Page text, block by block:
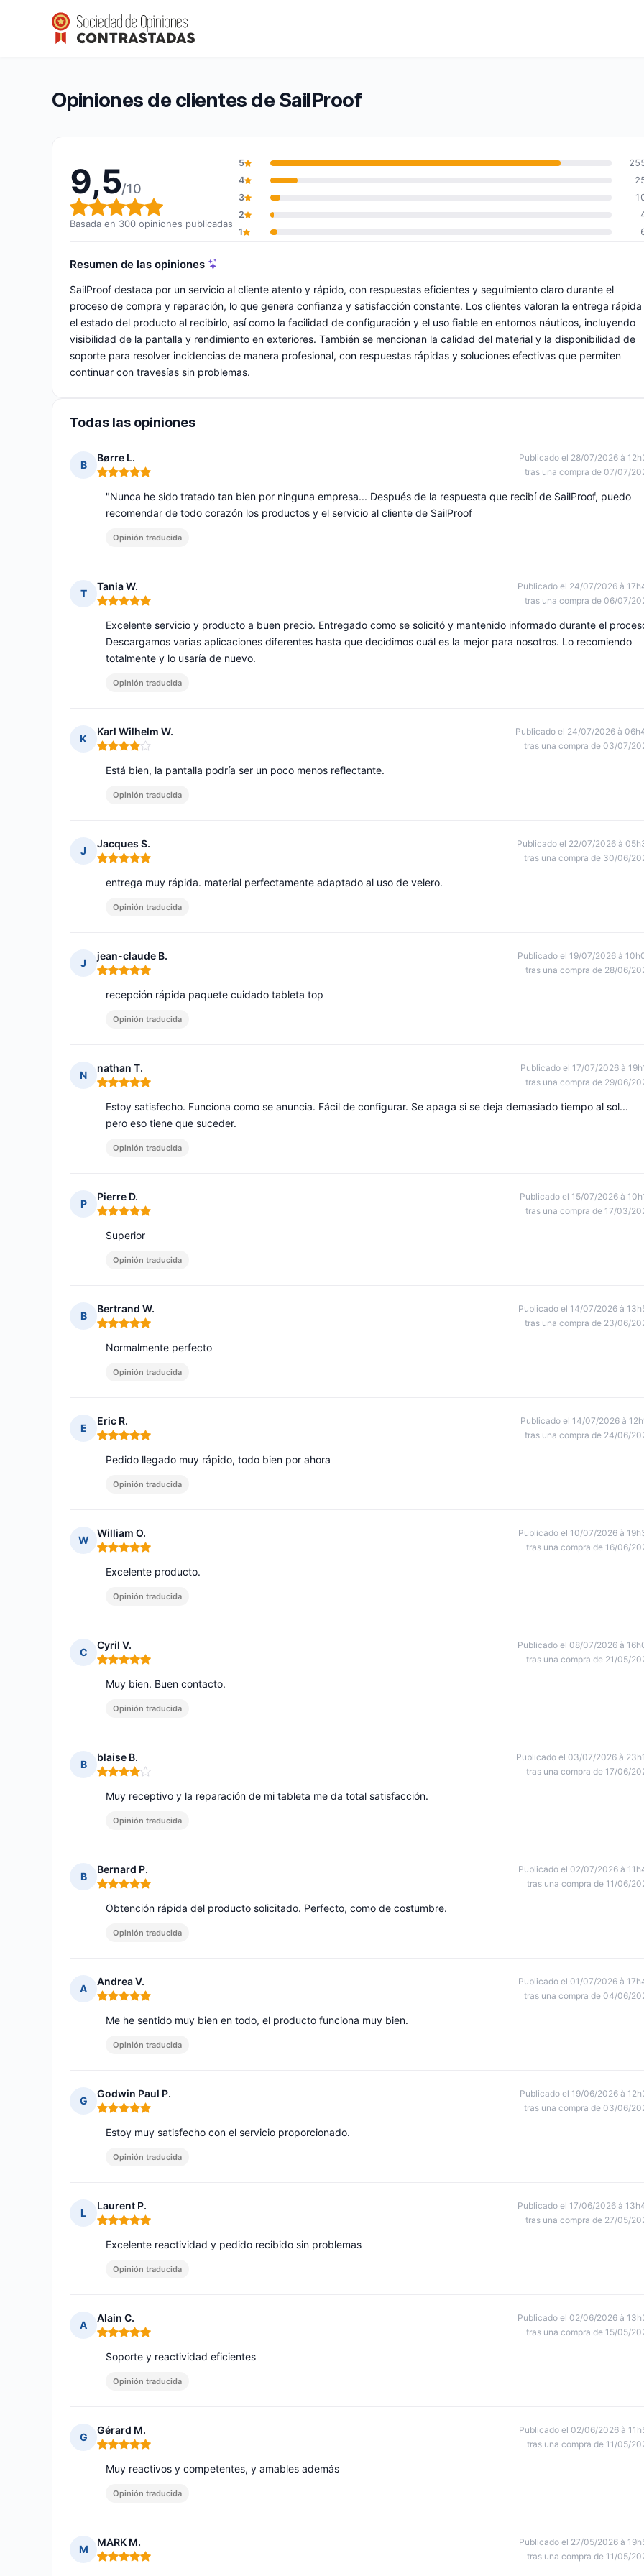
SailProof
Calificación global: 9,5 de 10
9,5/10(300 opiniones)
Opiniones de clientes de SailProof
9,5/10
Calificación global: 9,5 de 10
Basada en 300 opiniones publicadas
5
4
3
2
1
Resumen de las opiniones
SailProof destaca por un servicio al cliente atento y rápido, con respuestas eficientes y seguimiento claro durante el
proceso de compra y reparación, lo que genera confianza y satisfacción constante. Los clientes valoran la entrega
el estado del producto al recibirlo, así como la facilidad de configuración y el uso fiable en entornos náuticos, incluyendo
visibilidad de la pantalla y rendimiento en exteriores. También se mencionan la calidad del material y la disponibilidad de
soporte para resolver incidencias de manera profesional, con respuestas rápidas y soluciones efectivas que permiten
continuar con travesías sin problemas.
Todas las opiniones
B
Børre L.
Nota: 5 de 5
Publicado el 28/07/2026 à
tras una compra de 07/07/
"Nunca he sido tratado tan bien por ninguna empresa... Después de la respuesta que recibí de SailProof, puedo
recomendar de todo corazón los productos y el servicio al cliente de SailProof
Opinión traducida
T
Tania W.
Nota: 5 de 5
Publicado el 24/07/2026 à
tras una compra de 06/07/
Excelente servicio y producto a buen precio. Entregado como se solicitó y mantenido informado durante el
Descargamos varias aplicaciones diferentes hasta que decidimos cuál es la mejor para nosotros. Lo recomiendo
totalmente y lo usaría de nuevo.
Opinión traducida
K
Karl Wilhelm W.
Nota: 4 de 5
Publicado el 24/07/2026 à
tras una compra de 03/07/
Está bien, la pantalla podría ser un poco menos reflectante.
Opinión traducida
J
Jacques S.
Nota: 5 de 5
Publicado el 22/07/2026 à
tras una compra de 30/06/
entrega muy rápida. material perfectamente adaptado al uso de velero.
Opinión traducida
J
jean-claude B.
Nota: 5 de 5
Publicado el 19/07/2026 à
tras una compra de 28/06/
recepción rápida paquete cuidado tableta top
Opinión traducida
N
nathan T.
Nota: 5 de 5
Publicado el 17/07/2026 à
tras una compra de 29/06/
Estoy satisfecho. Funciona como se anuncia. Fácil de configurar. Se apaga si se deja demasiado tiempo al sol...
pero eso tiene que suceder.
Opinión traducida
P
Pierre D.
Nota: 5 de 5
Publicado el 15/07/2026 à
tras una compra de 17/03/
Superior
Opinión traducida
B
Bertrand W.
Nota: 5 de 5
Publicado el 14/07/2026 à
tras una compra de 23/06/
Normalmente perfecto
Opinión traducida
E
Eric R.
Nota: 5 de 5
Publicado el 14/07/2026 à
tras una compra de 24/06/
Pedido llegado muy rápido, todo bien por ahora
Opinión traducida
W
William O.
Nota: 5 de 5
Publicado el 10/07/2026 à
tras una compra de 16/06/
Excelente producto.
Opinión traducida
C
Cyril V.
Nota: 5 de 5
Publicado el 08/07/2026 à
tras una compra de 21/05/
Muy bien. Buen contacto.
Opinión traducida
B
blaise B.
Nota: 4 de 5
Publicado el 03/07/2026 à
tras una compra de 17/06/
Muy receptivo y la reparación de mi tableta me da total satisfacción.
Opinión traducida
B
Bernard P.
Nota: 5 de 5
Publicado el 02/07/2026 à
tras una compra de 11/06/
Obtención rápida del producto solicitado. Perfecto, como de costumbre.
Opinión traducida
A
Andrea V.
Nota: 5 de 5
Publicado el 01/07/2026 à
tras una compra de 04/06/
Me he sentido muy bien en todo, el producto funciona muy bien.
Opinión traducida
G
Godwin Paul P.
Nota: 5 de 5
Publicado el 19/06/2026 à
tras una compra de 03/06/
Estoy muy satisfecho con el servicio proporcionado.
Opinión traducida
L
Laurent P.
Nota: 5 de 5
Publicado el 17/06/2026 à
tras una compra de 27/05/
Excelente reactividad y pedido recibido sin problemas
Opinión traducida
A
Alain C.
Nota: 5 de 5
Publicado el 02/06/2026 à
tras una compra de 15/05/
Soporte y reactividad eficientes
Opinión traducida
G
Gérard M.
Nota: 5 de 5
Publicado el 02/06/2026 à
tras una compra de 11/05/
Muy reactivos y competentes, y amables además
Opinión traducida
M
MARK M.
Nota: 5 de 5
Publicado el 27/05/2026 à
tras una compra de 11/05/